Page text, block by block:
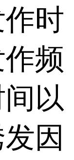
时
频
以
因